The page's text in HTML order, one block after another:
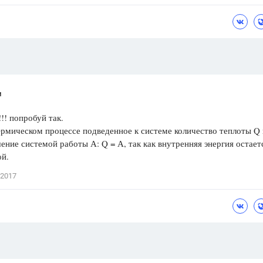
попробуй так.
процессе подведенное к системе количество теплоты Q
системой работы А: Q = А, так как внутренняя энергия